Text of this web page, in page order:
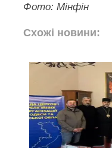
Фото: Мінфін
Схожі новини: